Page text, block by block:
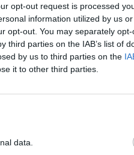
opt-out request is processed
information utilized by us
opt-out. You may separately
third parties on the IAB’s list of
by us to third parties on the
it to other third parties.
data.
που
ρόλο στην
αφορά παιδιά. Η
ΑΒΕΕ για το
παρουσία και η
τέτοιες
αποτελεί